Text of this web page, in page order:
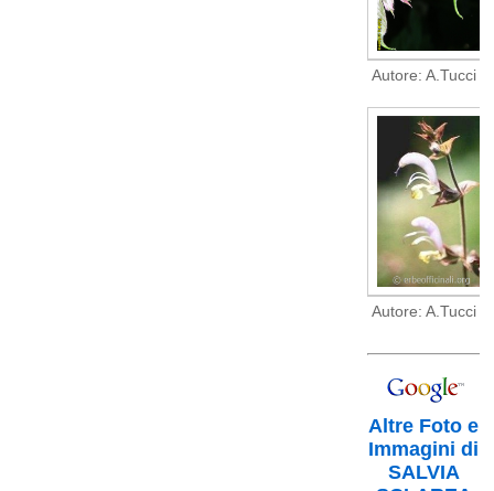
Autore: A.Tucci
Autore: A.Tucci
Altre Foto e
Immagini di
SALVIA